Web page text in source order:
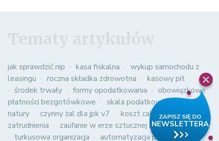
jak sprawdzić nip kasa fiskalna
wykup samochodu z
leasingu
roczna składka zdrowotna
kasowy pit
środek trwały
formy opodatkowania
obowiązkowe
płatności bezgotówkowe
skala podatkowa
spis z
natury
czynny żal dla jpk v7
koszt całkowity
zatrudnienia
zaufanie w erze sztucznej inteligencji
turkusowa organizacja
automatyzacja procesów